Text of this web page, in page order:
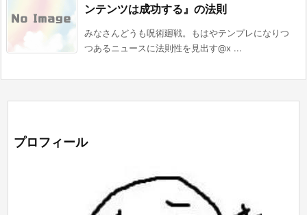
ンテンツは成功する』の法則
みなさんどうも呪術廻戦。もはやテンプレになりつ
つあるニュースに法則性を見出す@x ...
プロフィール